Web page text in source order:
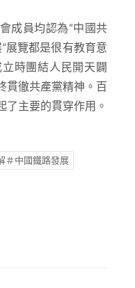
員均認為“中國共
展覽都是很有教育意
時團結人民開天闢